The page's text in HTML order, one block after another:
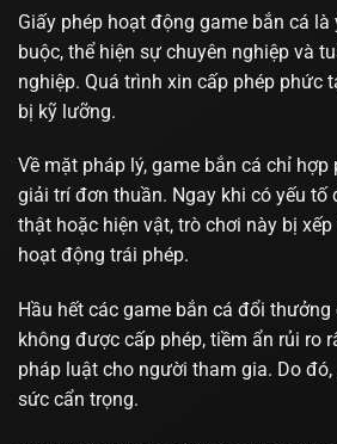
Giấy phép hoạt động game bắn cá
buộc, thể hiện sự chuyên nghiệp và
nghiệp. Quá trình xin cấp phép phức
bị kỹ lưỡng.
Về mặt pháp lý, game bắn cá chỉ
giải trí đơn thuần. Ngay khi có yếu tố
thật hoặc hiện vật, trò chơi này bị
hoạt động trái phép.
Hầu hết các game bắn cá đổi
không được cấp phép, tiềm ẩn rủi ro
pháp luật cho người tham gia. Do
sức cẩn trọng.